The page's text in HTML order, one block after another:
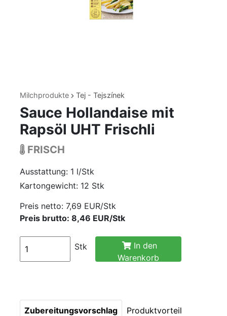
Milchprodukte Tej - Tejszínek
Sauce Hollandaise mit
Rapsöl UHT Frischli
FRISCH
Ausstattung: 1 l/Stk
Kartongewicht: 12 Stk
Preis netto: 7,69 EUR/Stk
Preis brutto: 8,46 EUR/Stk
Stk
In den
Warenkorb
Zubereitungsvorschlag Produktvorteil